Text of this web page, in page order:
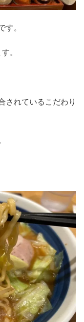
す。
。
されているこだわり